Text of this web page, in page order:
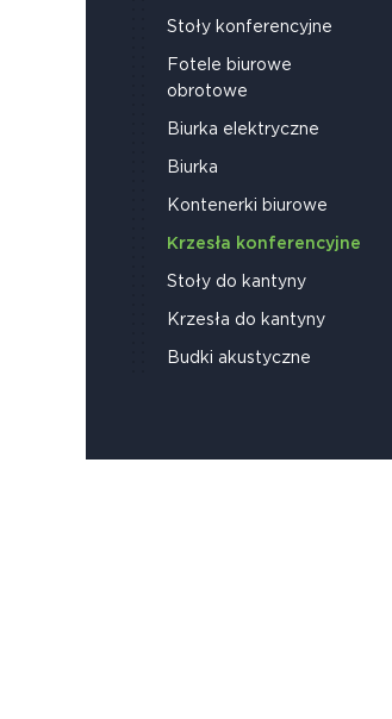
Stoły konferencyjne
Fotele biurowe
obrotowe
Biurka elektryczne
Biurka
Kontenerki biurowe
Krzesła konferencyjne
Stoły do kantyny
Krzesła do kantyny
Budki akustyczne